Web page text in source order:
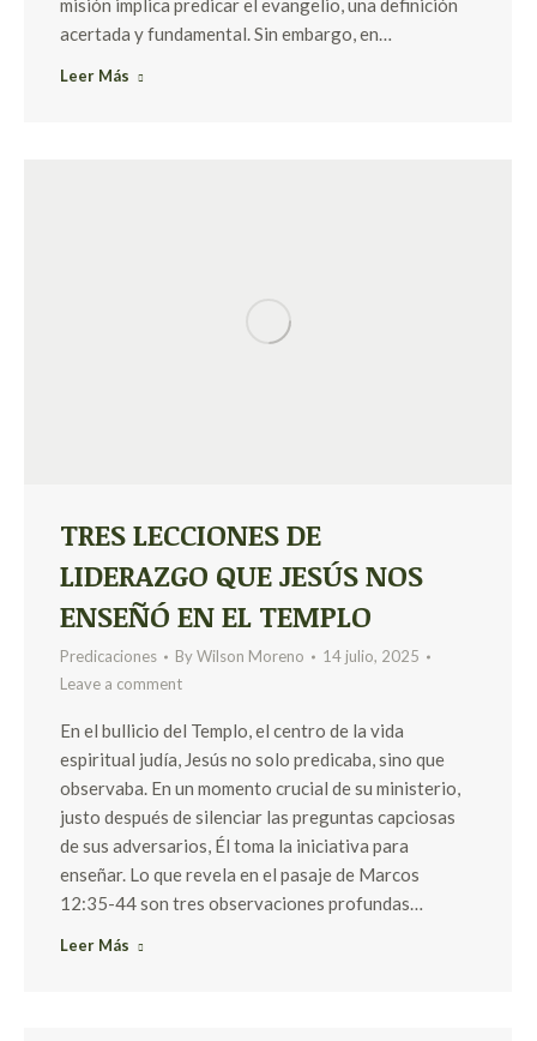
misión implica predicar el evangelio, una definición
acertada y fundamental. Sin embargo, en…
Leer Más
TRES LECCIONES DE
LIDERAZGO QUE JESÚS NOS
ENSEÑÓ EN EL TEMPLO
Predicaciones ByWilson Moreno
14 julio, 2025
Leave a comment
En el bullicio del Templo, el centro de la vida
espiritual judía, Jesús no solo predicaba, sino que
observaba. En un momento crucial de su ministerio,
justo después de silenciar las preguntas capciosas
de sus adversarios, Él toma la iniciativa para
enseñar. Lo que revela en el pasaje de Marcos
12:35-44 son tres observaciones profundas…
Leer Más